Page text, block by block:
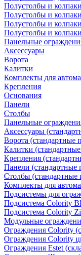
Полустолбы и колпаки
Полустолбы и
Полустолбы и
Полустолбы и
Панельные
Аксессуары
Ворота
Калитки
Комплекты для
Крепления
Основания
Панели
Столбы
Панельные
Аксессуары
Ворота (стандартные
Калитки (стандартные
Крепления
Панели (стандартные
Столбы (стандартные
Комплекты для
Подсистемы для
Подсистема Colority
Подсистема Colority
Модульные
Ограждения Colority
Ограждения Colority
Ограждения Estet